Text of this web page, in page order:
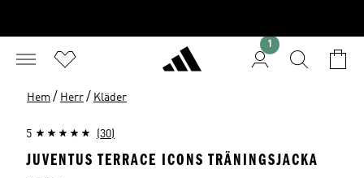
1
Hem / Herr / Kläder
5 (30)
JUVENTUS TERRACE ICONS TRÄNINGSJACKA